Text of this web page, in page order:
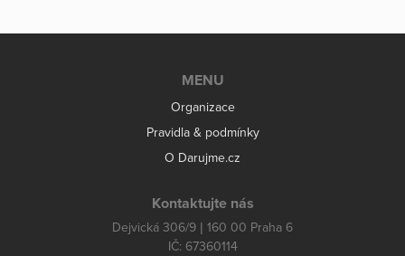
MENU
Organizace
Pravidla & podmínky
O Darujme.cz
Kontaktujte nás
Dejvická 306/9 | 160 00 Praha 6
IČ: 67360114